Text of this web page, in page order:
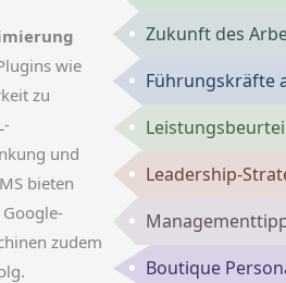
wie
zu
und
bieten
zudem
Zukunft des
Führungskräfte
Leadership-
Boutique